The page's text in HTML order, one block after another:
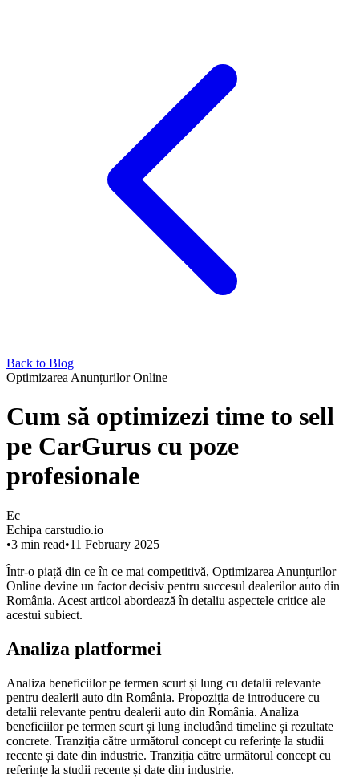
Back to Blog
Optimizarea Anunțurilor Online
Cum să optimizezi time to sell
pe CarGurus cu poze
profesionale
Ec
Echipa carstudio.io
•3 min read•11 February 2025
Într-o piață din ce în ce mai competitivă, Optimizarea Anunțurilor
Online devine un factor decisiv pentru succesul dealerilor auto din
România. Acest articol abordează în detaliu aspectele critice ale
acestui subiect.
Analiza platformei
Analiza beneficiilor pe termen scurt și lung cu detalii relevante
pentru dealerii auto din România. Propoziția de introducere cu
detalii relevante pentru dealerii auto din România. Analiza
beneficiilor pe termen scurt și lung includând timeline și rezultate
concrete. Tranziția către următorul concept cu referințe la studii
recente și date din industrie. Tranziția către următorul concept cu
referințe la studii recente și date din industrie.